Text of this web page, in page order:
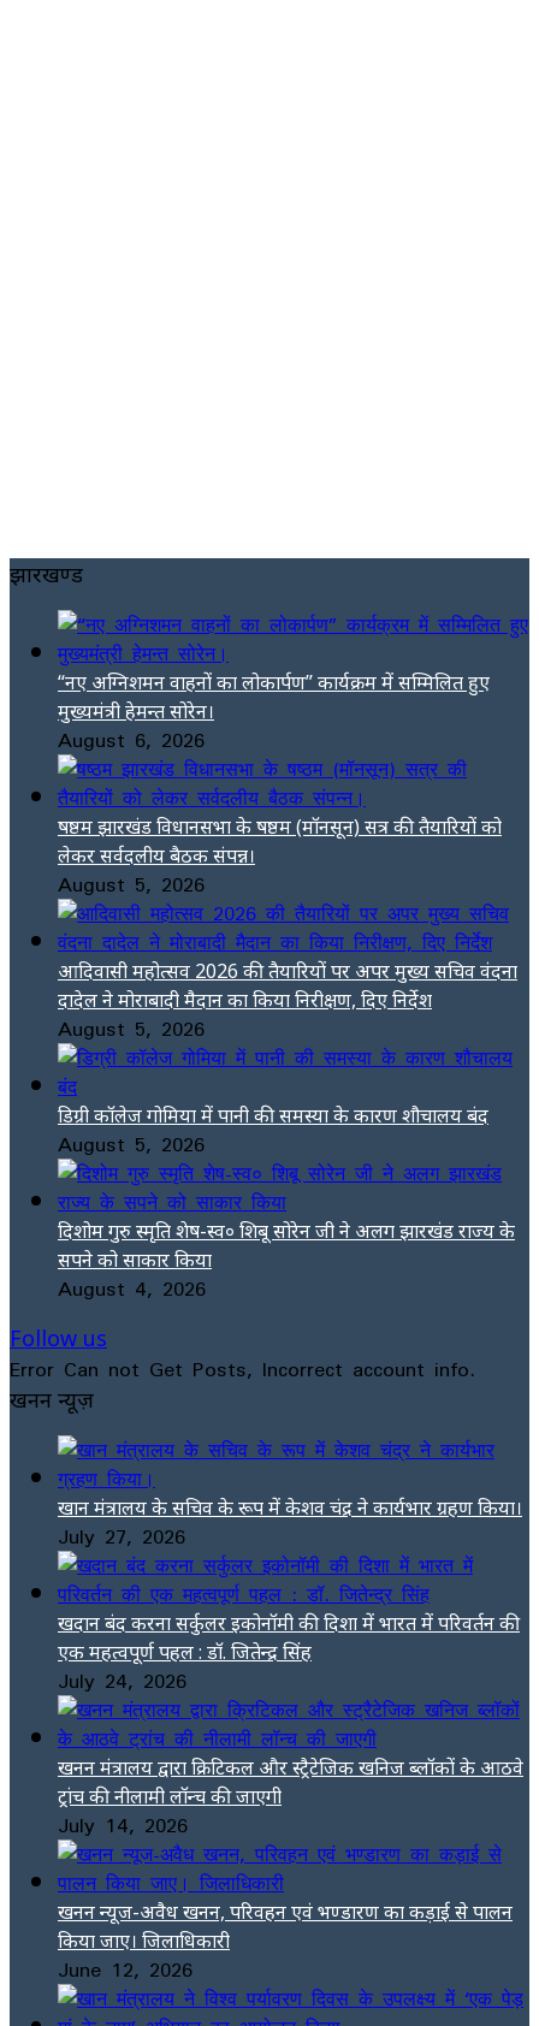
झारखण्ड
“नए अग्निशमन वाहनों का लोकार्पण” कार्यक्रम में सम्मिलित हुए
मुख्यमंत्री हेमन्त सोरेन।
August 6, 2026
षष्ठम झारखंड विधानसभा के षष्ठम (मॉनसून) सत्र की तैयारियों को
लेकर सर्वदलीय बैठक संपन्न।
August 5, 2026
आदिवासी महोत्सव 2026 की तैयारियों पर अपर मुख्य सचिव वंदना
दादेल ने मोराबादी मैदान का किया निरीक्षण, दिए निर्देश
August 5, 2026
डिग्री कॉलेज गोमिया में पानी की समस्या के कारण शौचालय बंद
August 5, 2026
दिशोम गुरु स्मृति शेष-स्व० शिबू सोरेन जी ने अलग झारखंड राज्य के
सपने को साकार किया
August 4, 2026
Follow us
Error Can not Get Posts, Incorrect account info.
खनन न्यूज़
खान मंत्रालय के सचिव के रूप में केशव चंद्र ने कार्यभार ग्रहण किया।
July 27, 2026
खदान बंद करना सर्कुलर इकोनॉमी की दिशा में भारत में परिवर्तन की
एक महत्वपूर्ण पहल : डॉ. जितेन्द्र सिंह
July 24, 2026
खनन मंत्रालय द्वारा क्रिटिकल और स्ट्रैटेजिक खनिज ब्लॉकों के आठवे
ट्रांच की नीलामी लॉन्च की जाएगी
July 14, 2026
खनन न्यूज-अवैध खनन, परिवहन एवं भण्डारण का कड़ाई से पालन
किया जाए। जिलाधिकारी
June 12, 2026